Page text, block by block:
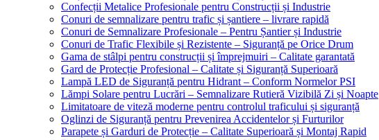
Confecții Metalice Profesionale pentru Construcții și Industrie
Conuri de semnalizare pentru trafic și șantiere – livrare rapidă
Conuri de Semnalizare Profesionale – Pentru Șantier și Industrie
Conuri de Trafic Flexibile și Rezistente – Siguranță pe Orice Drum
Gama de stâlpi pentru construcții și împrejmuiri – Calitate garantată
Gard de Protecție Profesional – Calitate și Siguranță Superioară
Lampă LED de Siguranță pentru Hidrant – Conform Normelor PSI
Lămpi Solare pentru Lucrări – Semnalizare Rutieră Vizibilă Zi și Noapte
Limitatoare de viteză moderne pentru controlul traficului și siguranță
Oglinzi de Siguranță pentru Prevenirea Accidentelor și Furturilor
Parapete și Garduri de Protecție – Calitate Superioară și Montaj Rapid